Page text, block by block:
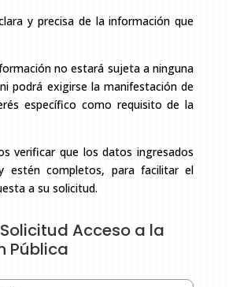
y precisa de la información que
no estará sujeta a ninguna
podrá exigirse la manifestación de
específico como requisito de la
verificar que los datos ingresados
estén completos, para facilitar el
a su solicitud.
Acceso a la
Pública